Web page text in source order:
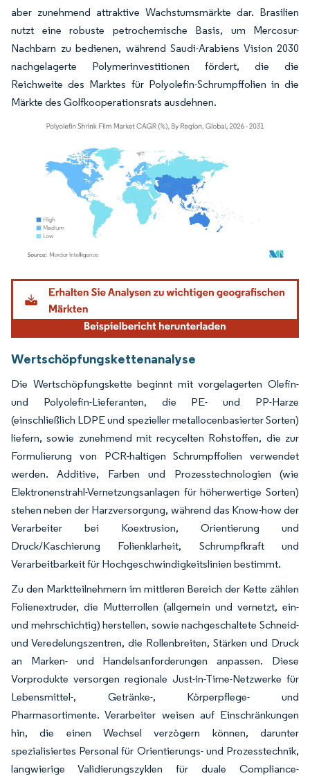
aber zunehmend attraktive Wachstumsmärkte dar. Brasilien
nutzt eine robuste petrochemische Basis, um Mercosur-
Nachbarn zu bedienen, während Saudi-Arabiens Vision 2030
nachgelagerte Polymerinvestitionen fördert, die die
Reichweite des Marktes für Polyolefin-Schrumpffolien in die
Märkte des Golfkooperationsrats ausdehnen.
Bild © Mordor Intelligence. Wiederverwendung erfordert Namensnennung gemäß
Wertschöpfungskettenanalyse
Die Wertschöpfungskette beginnt mit vorgelagerten Olefin-
und Polyolefin-Lieferanten, die PE- und PP-Harze
(einschließlich LDPE und spezieller metallocenbasierter Sorten)
liefern, sowie zunehmend mit recycelten Rohstoffen, die zur
Formulierung von PCR-haltigen Schrumpffolien verwendet
werden. Additive, Farben und Prozesstechnologien (wie
Elektronenstrahl-Vernetzungsanlagen für höherwertige Sorten)
stehen neben der Harzversorgung, während das Know-how der
Verarbeiter bei Koextrusion, Orientierung und
Druck/Kaschierung Folienklarheit, Schrumpfkraft und
Verarbeitbarkeit für Hochgeschwindigkeitslinien bestimmt.
Zu den Marktteilnehmern im mittleren Bereich der Kette zählen
Folienextruder, die Mutterrollen (allgemein und vernetzt, ein-
und mehrschichtig) herstellen, sowie nachgeschaltete Schneid-
und Veredelungszentren, die Rollenbreiten, Stärken und Druck
an Marken- und Handelsanforderungen anpassen. Diese
Vorprodukte versorgen regionale Just-in-Time-Netzwerke für
Lebensmittel-, Getränke-, Körperpflege- und
Pharmasortimente. Verarbeiter weisen auf Einschränkungen
hin, die einen Wechsel verzögern können, darunter
spezialisiertes Personal für Orientierungs- und Prozesstechnik,
langwierige Validierungszyklen für duale Compliance-